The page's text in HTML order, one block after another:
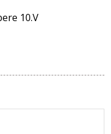
10.V